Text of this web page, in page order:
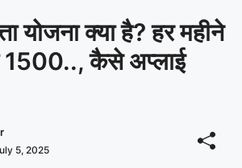
योजना क्या है? हर महीने
1500.., कैसे अप्लाई
5, 2025